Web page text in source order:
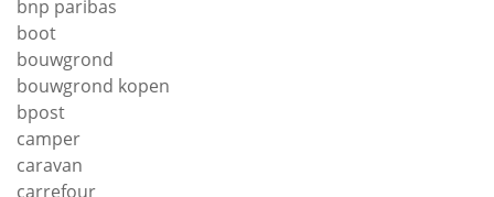
bnp paribas
boot
bouwgrond
bouwgrond kopen
bpost
camper
caravan
carrefour